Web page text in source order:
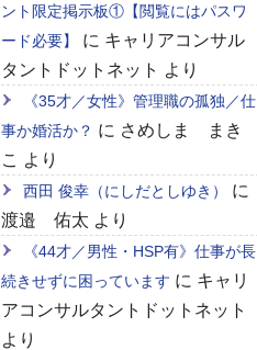
ント限定掲示板①【閲覧にはパスワ
ード必要】
に キャリアコンサル
タントドットネット より
《35才／女性》管理職の孤独／仕
事か婚活か？ に さめしま まき
こ より
西田 俊幸（にしだとしゆき）
に
渡邉 佑太 より
《44才／男性・HSP有》仕事が長
続きせずに困っています に キャリ
アコンサルタントドットネット
より